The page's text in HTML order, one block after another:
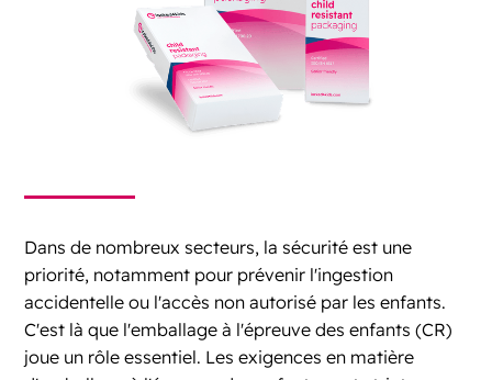
Dans de nombreux secteurs, la sécurité est une
priorité, notamment pour prévenir l'ingestion
accidentelle ou l'accès non autorisé par les enfants.
C'est là que l'emballage à l'épreuve des enfants (CR)
joue un rôle essentiel. Les exigences en matière